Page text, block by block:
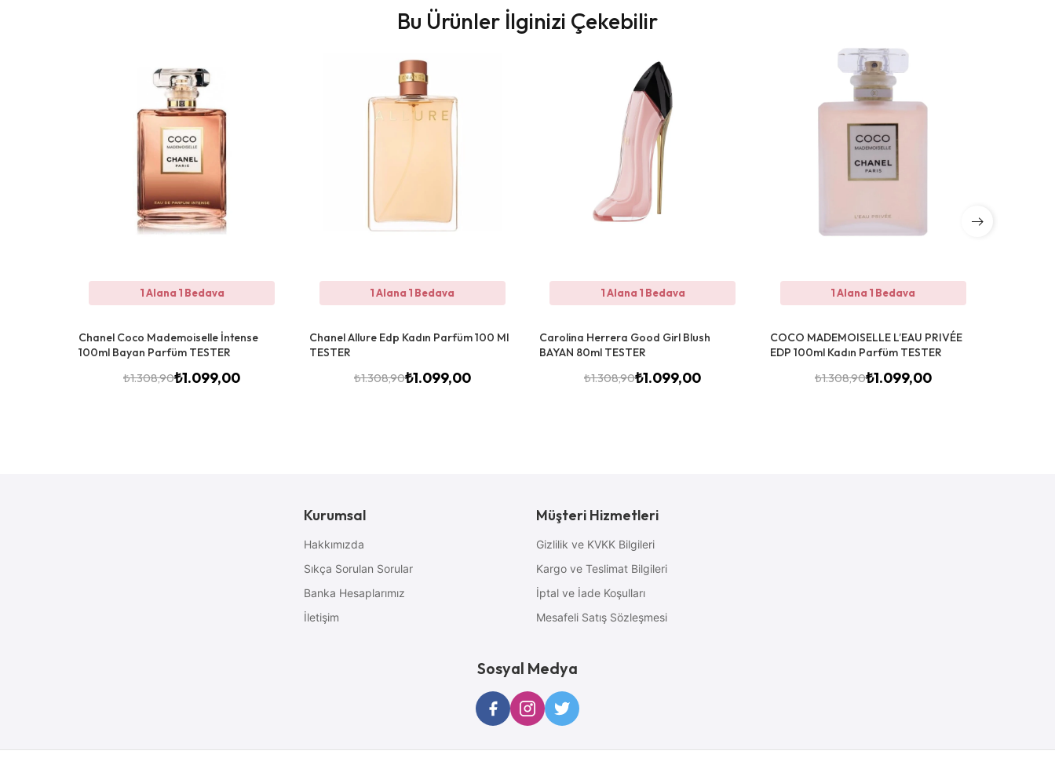
Bu Ürünler İlginizi Çekebilir
1 Alana 1 Bedava
Chanel Coco Mademoiselle İntense
100ml Bayan Parfüm TESTER
₺1.308,90₺1.099,00
1 Alana 1 Bedava
Chanel Allure Edp Kadın Parfüm 100 Ml
TESTER
₺1.308,90₺1.099,00
1 Alana 1 Bedava
Carolina Herrera Good Girl Blush
BAYAN 80ml TESTER
₺1.308,90₺1.099,00
1 Alana 1 Bedava
COCO MADEMOISELLE L’EAU PRIVÉE
EDP 100ml Kadın Parfüm TESTER
₺1.308,90₺1.099,00
Kurumsal
Hakkımızda
Sıkça Sorulan Sorular
Banka Hesaplarımız
İletişim
Müşteri Hizmetleri
Gizlilik ve KVKK Bilgileri
Kargo ve Teslimat Bilgileri
İptal ve İade Koşulları
Mesafeli Satış Sözleşmesi
Sosyal Medya